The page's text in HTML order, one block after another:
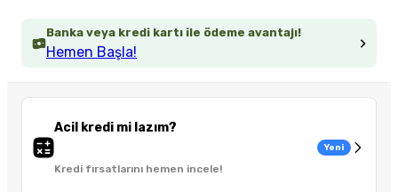
Banka veya kredi kartı ile ödeme avantajı!
Hemen Başla!
Acil kredi mi lazım?
Kredi fırsatlarını hemen incele!
Yeni